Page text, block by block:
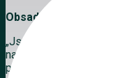
Obsadenie: prísľub
„Jsem přesvědčen,
naprosto ideální, a to
partitura obsahuje.